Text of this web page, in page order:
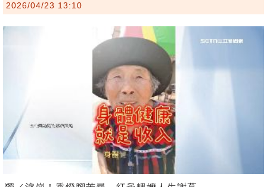
2026/04/23 13:10